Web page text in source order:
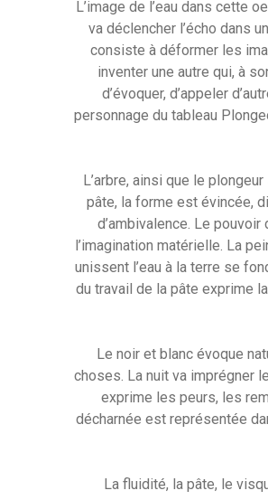
L’image de l’eau dans cette
va déclencher l’écho dans
consiste à déformer les
inventer une autre qui, à
d’évoquer, d’appeler
personnage du tableau
L’arbre, ainsi que le
pâte, la forme est évincée,
d’ambivalence. Le
l’imagination matérielle. La
unissent l’eau à la terre se
du travail de la pâte exprime
Le noir et blanc évoque
choses. La nuit va imprégner
exprime les peurs, les
décharnée est représentée
La fluidité, la pâte, le